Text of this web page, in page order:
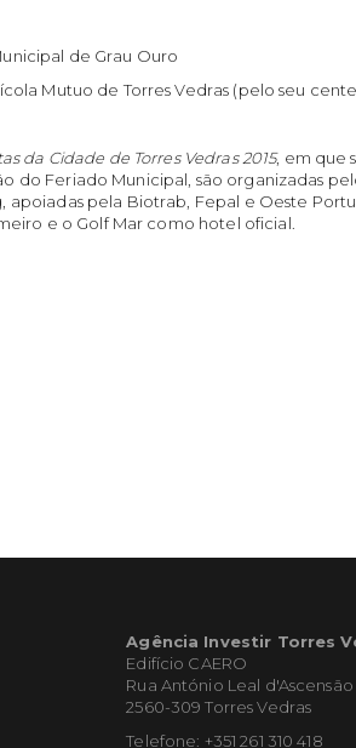
de Grau Ouro
Mutuo de Torres Vedras (pelo seu
da Cidade de Torres Vedras 2015, em que
do Feriado Municipal, são organizadas
apoiadas pela Biotrab, Fepal e Oeste
e o Golf Mar como hotel oficial.
Agência Investir Torres
Edifício CAERO
Rua António Leal d'Ascensão
2560-309 Torres Vedras
Telefone: +351 261 310 418